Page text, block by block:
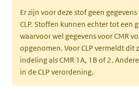
Er zijn voor deze stof geen
CLP. Stoffen kunnen echter tot een
waarvoor wel gegevens voor CMR
opgenomen. Voor CLP vermeldt dit
indeling als CMR 1A, 1B of 2.
in de CLP verordening.